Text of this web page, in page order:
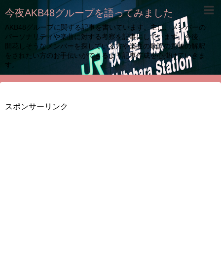
今夜AKB48グループを語ってみました
AKB48グループに関する記事を書いています。主に、メンバーの
パーソナリティや楽曲に対する考察を記事にしています。今後、
開花しそうなメンバーを探している方や楽曲の歌詞の意味の解釈
をされたい方のお手伝いができるよう記事作成を心掛けていきま
す。
スポンサーリンク